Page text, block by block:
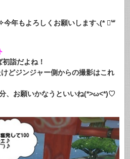
詣だよね！
どジンジャー側からの撮影はこれ
、お願いかなうといいね(*>ω<*)♡